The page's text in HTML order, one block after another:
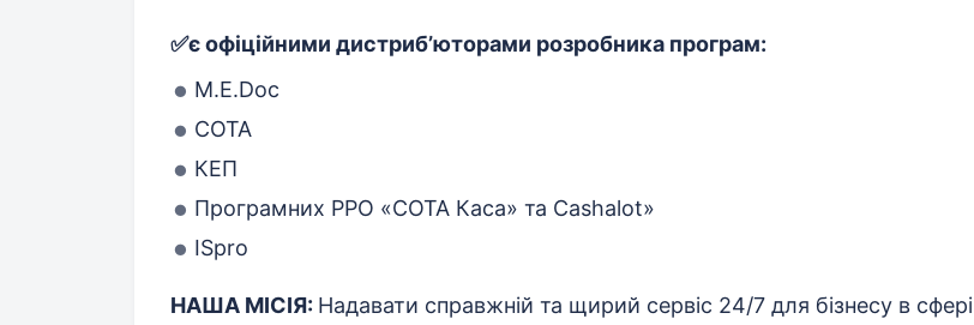
✅є офіційними дистриб’юторами розробника програм:
M.E.Doc
СОТА
КЕП
Програмних РРО «СОТА Каса» та Cashalot»
ISpro
НАША МІСІЯ: Надавати справжній та щирий сервіс 24/7 для бізнесу в сфері